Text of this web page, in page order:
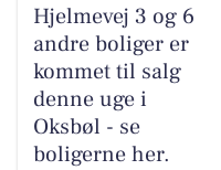
Hjelmevej 3 og 6
andre boliger er
kommet til salg
denne uge i
Oksbøl - se
boligerne her.